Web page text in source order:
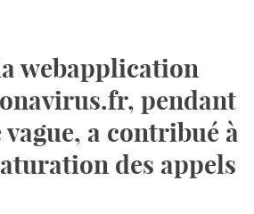
webapplication
pendant
a contribué à
des appels